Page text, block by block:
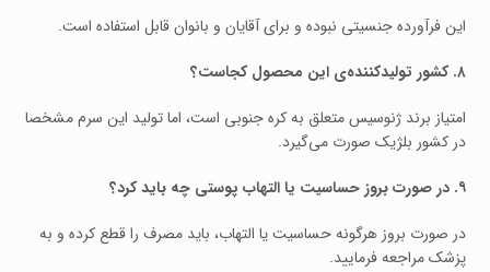
این فرآورده جنسیتی نبوده و برای آقایان و بانوان قابل استفاده است.
۸. کشور تولیدکننده‌ی این محصول کجاست؟
امتیاز برند ژنوسیس متعلق به کره جنوبی است، اما تولید این سرم مشخصا
در کشور بلژیک صورت می‌گیرد.
۹. در صورت بروز حساسیت یا التهاب پوستی چه باید کرد؟
در صورت بروز هرگونه حساسیت یا التهاب، باید مصرف را قطع کرده و به
پزشک مراجعه فرمایید.